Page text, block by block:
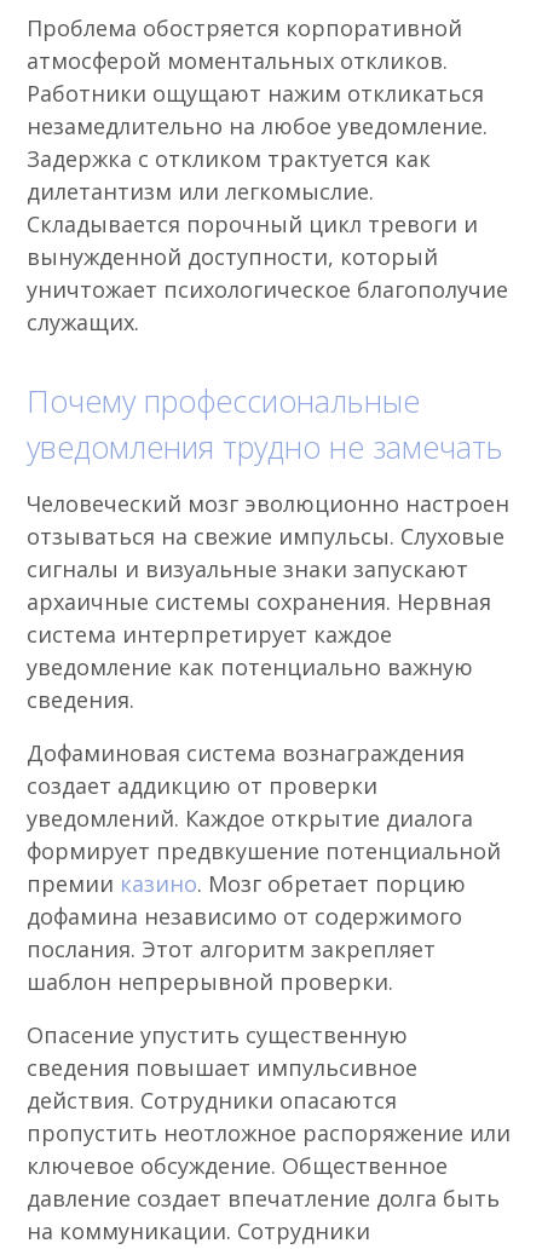
Проблема обостряется корпоративной
атмосферой моментальных откликов.
Работники ощущают нажим откликаться
незамедлительно на любое уведомление.
Задержка с откликом трактуется как
дилетантизм или легкомыслие.
Складывается порочный цикл тревоги и
вынужденной доступности, который
уничтожает психологическое благополучие
служащих.
Почему профессиональные
уведомления трудно не замечать
Человеческий мозг эволюционно настроен
отзываться на свежие импульсы. Слуховые
сигналы и визуальные знаки запускают
архаичные системы сохранения. Нервная
система интерпретирует каждое
уведомление как потенциально важную
сведения.
Дофаминовая система вознаграждения
создает аддикцию от проверки
уведомлений. Каждое открытие диалога
формирует предвкушение потенциальной
премии казино. Мозг обретает порцию
дофамина независимо от содержимого
послания. Этот алгоритм закрепляет
шаблон непрерывной проверки.
Опасение упустить существенную
сведения повышает импульсивное
действия. Сотрудники опасаются
пропустить неотложное распоряжение или
ключевое обсуждение. Общественное
давление создает впечатление долга быть
на коммуникации. Сотрудники